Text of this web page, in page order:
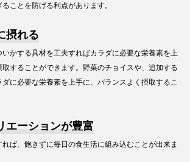
ことを防げる利点があります。
摂れる
かする具材を工夫すればカラダに必要な栄養素を上
することができます。野菜のチョイスや、追加する
に必要な栄養素を上手に、バランスよく摂取するこ
エーションが豊富
ば、飽きずに毎日の食生活に組み込むことが出来ま